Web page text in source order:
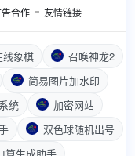
告合作 友情链接
线象棋
召唤神龙2
简易图片加水印
统
加密网站
双色球随机出号